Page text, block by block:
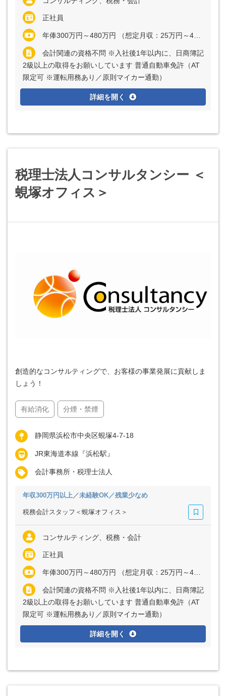
正社員
年俸300万円～480万円 （想定月収：25万円～40万円） ※経験・能力など考慮の上、決定いたします ※上記に固定残業代（月20時間分＝3万9062円～6万2500円）を含む ※超過分は別途全額支給
会計関連の資格不問 ※入社後1年以内に、日商簿記
2級以上の取得をお願いしています 普通自動車免許（AT
限定可 ※運転用務あり／原則マイカー通勤）
詳細を開く
税理士法人コンサルタンシー ＜
蜆塚オフィス＞
創造的なコンサルティングで、お客様の事業発展に貢献しま
しょう！
有給消化 分煙・禁煙
静岡県浜松市中央区蜆塚4-7-18
JR東海道本線『浜松駅』
会計事務所・税理士法人
年収300万円以上／未経験OK／残業少なめ
税務会計スタッフ＜蜆塚オフィス＞
コンサルティング、税務・会計
正社員
年俸300万円～480万円 （想定月収：25万円～40万円） ※経験・能力など考慮の上、決定いたします ※上記に固定残業代（月20時間分＝3万9062円～6万2500円）を含む ※超過分は別途全額支給
会計関連の資格不問 ※入社後1年以内に、日商簿記
2級以上の取得をお願いしています 普通自動車免許（AT
限定可 ※運転用務あり／原則マイカー通勤）
詳細を開く